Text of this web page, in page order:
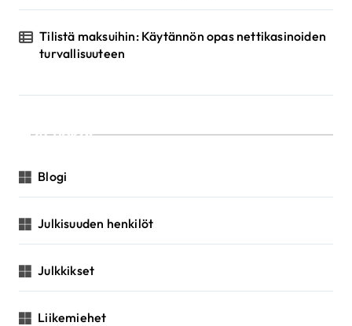
Tilistä maksuihin: Käytännön opas nettikasinoiden
turvallisuuteen
Luokat
Blogi
Julkisuuden henkilöt
Julkkikset
Liikemiehet